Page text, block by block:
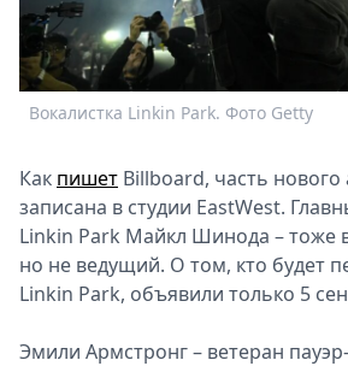
Metro
Вокалистка Linkin Park. Фото Getty
Как пишет Billboard, часть
записана в студии EastWest.
Linkin Park Майкл Шинода – тоже
но не ведущий. О том, кто будет
Linkin Park, объявили только 5
Эмили Армстронг – ветеран